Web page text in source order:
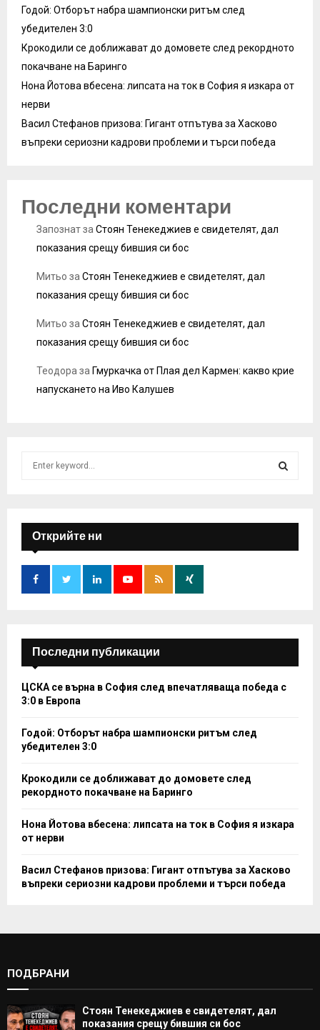
Годой: Отборът набра шампионски ритъм след
убедителен 3:0
Крокодили се доближават до домовете след рекордното
покачване на Баринго
Нона Йотова вбесена: липсата на ток в София я изкара от
нерви
Васил Стефанов призова: Гигант отпътува за Хасково
въпреки сериозни кадрови проблеми и търси победа
Последни коментари
Запознатза Стоян Тенекеджиев е свидетелят, дал
показания срещу бившия си бос
Митьо за Стоян Тенекеджиев е свидетелят, дал
показания срещу бившия си бос
Митьо за Стоян Тенекеджиев е свидетелят, дал
показания срещу бившия си бос
Теодора за Гмуркачка от Плая дел Кармен: какво крие
напускането на Иво Калушев
f
o
:
E
A
H
Открийте ни
Последни публикации
ЦСКА се върна в София след впечатляваща победа с
3:0 в Европа
Годой: Отборът набра шампионски ритъм след
убедителен 3:0
Крокодили се доближават до домовете след
рекордното покачване на Баринго
Нона Йотова вбесена: липсата на ток в София я изкара
от нерви
Васил Стефанов призова: Гигант отпътува за Хасково
въпреки сериозни кадрови проблеми и търси победа
ПОДБРАНИ
Стоян Тенекеджиев е свидетелят, дал
показания срещу бившия си бос